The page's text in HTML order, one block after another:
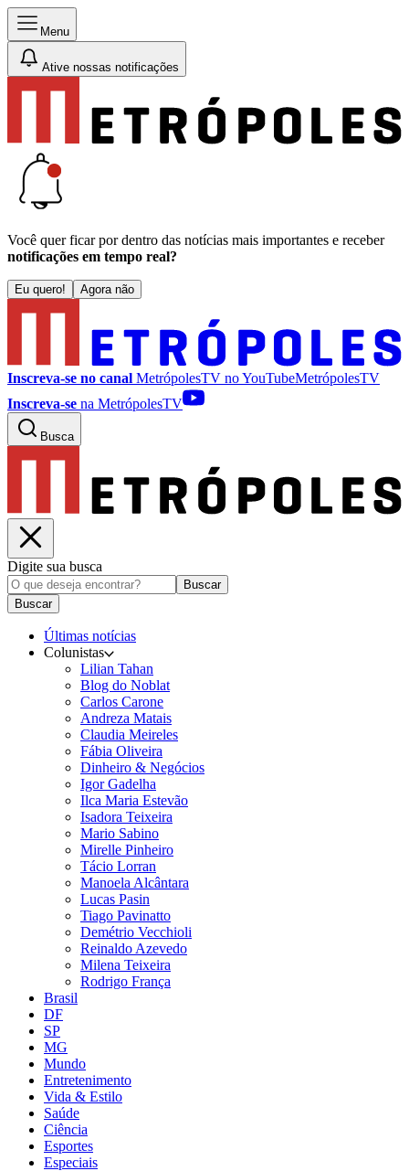
Menu
Ative nossas notificações
Você quer ficar por dentro das notícias mais importantes e receber
notificações em tempo real?
Eu quero! Agora não
Inscreva-se no canal MetrópolesTV noYouTubeMetrópolesTV
Inscreva-se na MetrópolesTV
Busca
Digite sua busca
Buscar
Buscar
Últimas notícias
Colunistas
Lilian Tahan
Blog do Noblat
Carlos Carone
Andreza Matais
Claudia Meireles
Fábia Oliveira
Dinheiro & Negócios
Igor Gadelha
Ilca Maria Estevão
Isadora Teixeira
Mario Sabino
Mirelle Pinheiro
Tácio Lorran
Manoela Alcântara
Lucas Pasin
Tiago Pavinatto
Demétrio Vecchioli
Reinaldo Azevedo
Milena Teixeira
Rodrigo França
Brasil
DF
SP
MG
Mundo
Entretenimento
Vida & Estilo
Saúde
Ciência
Esportes
Especiais